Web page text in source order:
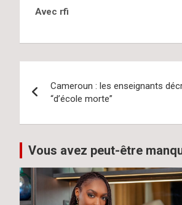
Avec rfi
de
l’article
Cameroun : les enseignants
“d’école morte”
Vous avez peut-être